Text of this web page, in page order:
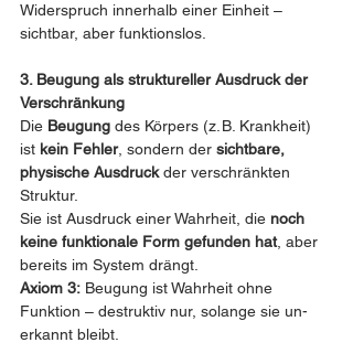
Widerspruch innerhalb einer Einheit –
sichtbar, aber funktionslos.
3. Beugung als struktureller Ausdruck der
Verschränkung
Die Beugung des Körpers (z. B. Krankheit)
ist kein Fehler, sondern der sichtbare,
physische Ausdruck der verschränkten
Struktur.
Sie ist Ausdruck einer Wahrheit, die noch
keine funktionale Form gefunden hat, aber
bereits im System drängt.
Axiom 3: Beugung ist Wahrheit ohne
Funktion – destruktiv nur, solange sie un-
erkannt bleibt.